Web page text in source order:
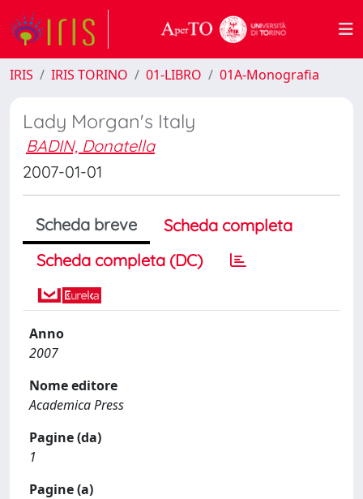
IRIS IRIS TORINO 01-LIBRO 01A-Monografia
Lady Morgan's Italy
BADIN, Donatella
2007-01-01
Scheda breve
Scheda completa
Scheda completa (DC)
Anno
2007
Nome editore
Academica Press
Pagine (da)
1
Pagine (a)